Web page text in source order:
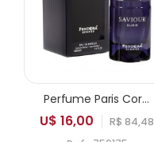
Perfume Paris Corner Pendora Saviour Elixir EDP Masculino 100ml
U$ 16,00 R$ 84,48